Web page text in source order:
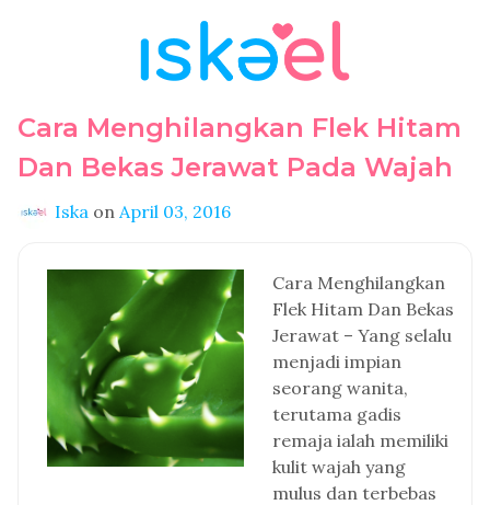
Cara Menghilangkan Flek Hitam
Dan Bekas Jerawat Pada Wajah
Iska on April 03, 2016
Cara Menghilangkan
Flek Hitam Dan Bekas
Jerawat – Yang selalu
menjadi impian
seorang wanita,
terutama gadis
remaja ialah memiliki
kulit wajah yang
mulus dan terbebas